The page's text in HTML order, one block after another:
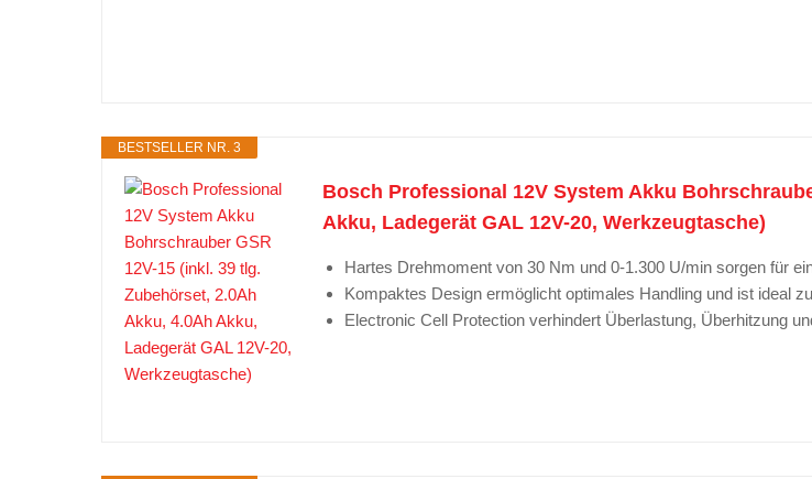
BESTSELLER NR. 3
Bosch Professional 12V System Akku
Akku, Ladegerät GAL 12V-20, Werkzeugtasche)
Hartes Drehmoment von 30 Nm und 0-1.300 U/min sorgen für
Kompaktes Design ermöglicht optimales Handling und ist ideal
Electronic Cell Protection verhindert Überlastung, Überhitzung